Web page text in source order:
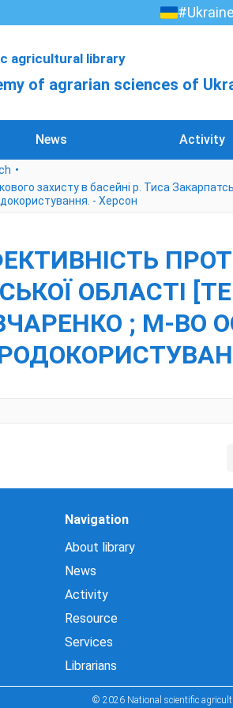
agricultural library
of agrarian sciences of
News Activity
захисту в басейні р. Тиса
- Херсон
ОБЛАСТІ
; М-ВО
Navigation
About library
News
Activity
Resource
Services
Librarians
© 2026 National scientific